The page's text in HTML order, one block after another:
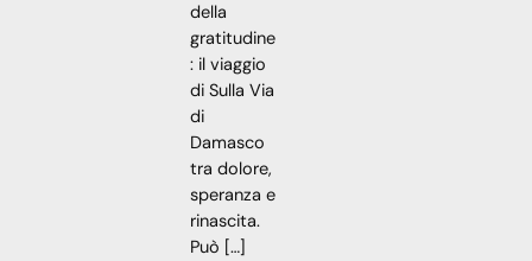
della
gratitudine
: il viaggio
di Sulla Via
di
Damasco
tra dolore,
speranza e
rinascita.
Può […]